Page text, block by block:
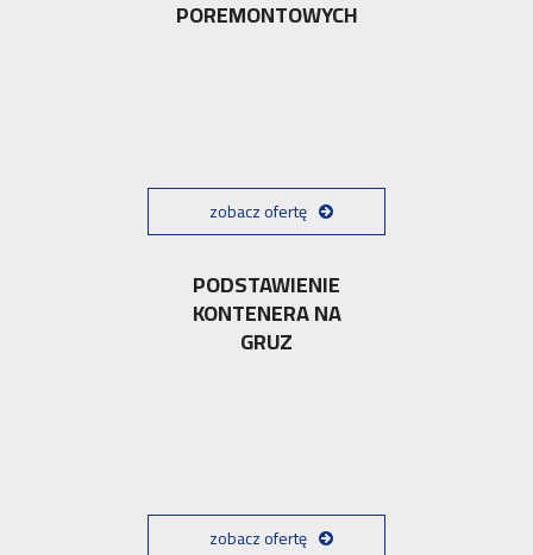
POREMONTOWYCH
zobacz ofertę
PODSTAWIENIE
KONTENERA NA
GRUZ
zobacz ofertę